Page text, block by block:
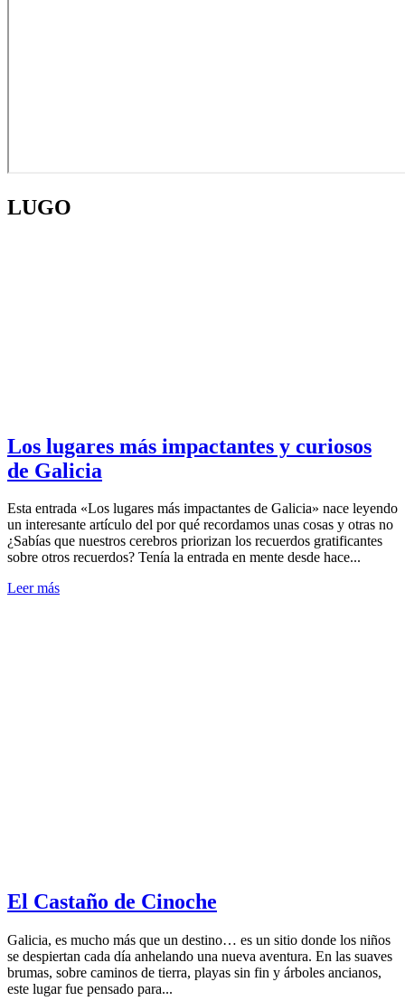
LUGO
Los lugares más impactantes y curiosos
de Galicia
Esta entrada «Los lugares más impactantes de Galicia» nace leyendo
un interesante artículo del por qué recordamos unas cosas y otras no
¿Sabías que nuestros cerebros priorizan los recuerdos gratificantes
sobre otros recuerdos? Tenía la entrada en mente desde hace...
Leer más
El Castaño de Cinoche
Galicia, es mucho más que un destino… es un sitio donde los niños
se despiertan cada día anhelando una nueva aventura. En las suaves
brumas, sobre caminos de tierra, playas sin fin y árboles ancianos,
este lugar fue pensado para...